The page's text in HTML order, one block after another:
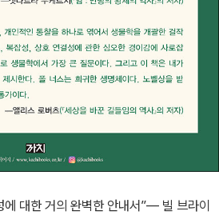
에 대한 거의 완벽한 안내서”― 빌 브라이